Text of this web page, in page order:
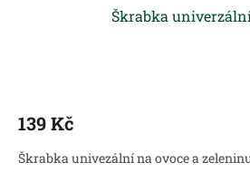
Škrabka
139 Kč
Škrabka univezální na ovoce a